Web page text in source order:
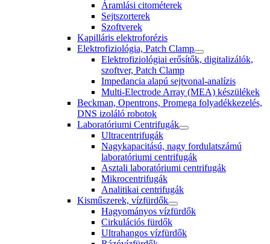
Áramlási citométerek
Sejtszorterek
Szoftverek
Kapilláris elektroforézis
Elektrofiziológia, Patch Clamp
Elektrofiziológiai erősítők, digitalizálók,
szoftver, Patch Clamp
Impedancia alapú sejtvonal-analízis
Multi-Electrode Array (MEA) készülékek
Beckman, Opentrons, Promega folyadékkezelés,
DNS izoláló robotok
Laboratóriumi Centrifugák
Ultracentrifugák
Nagykapacitású, nagy fordulatszámú
laboratóriumi centrifugák
Asztali laboratóriumi centrifugák
Mikrocentrifugák
Analitikai centrifugák
Kisműszerek, vízfürdők
Hagyományos vízfürdők
Cirkulációs fürdők
Ultrahangos vízfürdők